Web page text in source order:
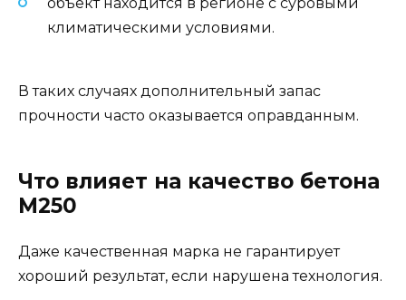
климатическими условиями.
В таких случаях дополнительный запас
прочности часто оказывается оправданным.
Что влияет на качество бетона
М250
Даже качественная марка не гарантирует
хороший результат, если нарушена технология.